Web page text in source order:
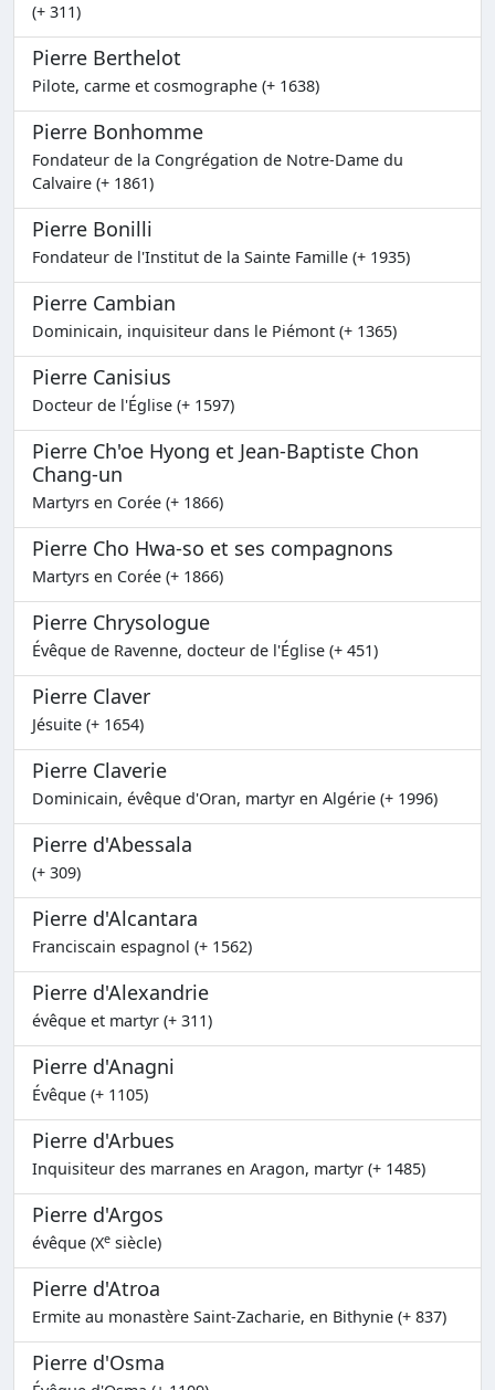
(+ 311)
Pierre Berthelot
Pilote, carme et cosmographe (+ 1638)
Pierre Bonhomme
Fondateur de la Congrégation de Notre-Dame du
Calvaire (+ 1861)
Pierre Bonilli
Fondateur de l'Institut de la Sainte Famille (+ 1935)
Pierre Cambian
Dominicain, inquisiteur dans le Piémont (+ 1365)
Pierre Canisius
Docteur de l'Église (+ 1597)
Pierre Ch'oe Hyong et Jean-Baptiste Chon
Chang-un
Martyrs en Corée (+ 1866)
Pierre Cho Hwa-so et ses compagnons
Martyrs en Corée (+ 1866)
Pierre Chrysologue
Évêque de Ravenne, docteur de l'Église (+ 451)
Pierre Claver
Jésuite (+ 1654)
Pierre Claverie
Dominicain, évêque d'Oran, martyr en Algérie (+ 1996)
Pierre d'Abessala
(+ 309)
Pierre d'Alcantara
Franciscain espagnol (+ 1562)
Pierre d'Alexandrie
évêque et martyr (+ 311)
Pierre d'Anagni
Évêque (+ 1105)
Pierre d'Arbues
Inquisiteur des marranes en Aragon, martyr (+ 1485)
Pierre d'Argos
évêque (Xe siècle)
Pierre d'Atroa
Ermite au monastère Saint-Zacharie, en Bithynie (+ 837)
Pierre d'Osma